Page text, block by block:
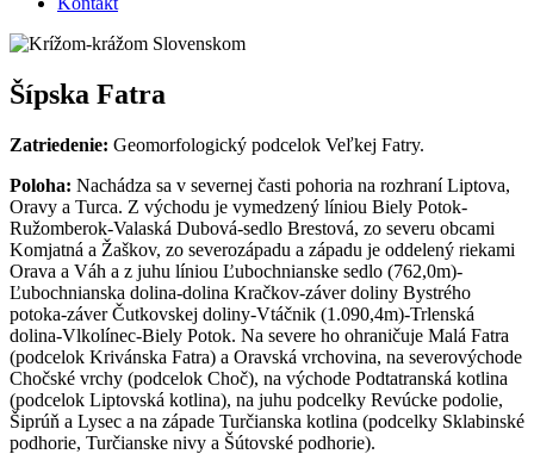
Šípska Fatra
Zatriedenie: Geomorfologický podcelok Veľkej Fatry.
Poloha: Nachádza sa v severnej časti pohoria na rozhraní Liptova,
Oravy a Turca. Z východu je vymedzený líniou Biely Potok-
Ružomberok-Valaská Dubová-sedlo Brestová, zo severu obcami
Komjatná a Žaškov, zo severozápadu a západu je oddelený riekami
Orava a Váh a z juhu líniou Ľubochnianske sedlo (762,0m)-
Ľubochnianska dolina-dolina Kračkov-záver doliny Bystrého
potoka-záver Čutkovskej doliny-Vtáčnik (1.090,4m)-Trlenská
dolina-Vlkolínec-Biely Potok. Na severe ho ohraničuje Malá Fatra
(podcelok Krivánska Fatra) a Oravská vrchovina, na severovýchode
Chočské vrchy (podcelok Choč), na východe Podtatranská kotlina
(podcelok Liptovská kotlina), na juhu podcelky Revúcke podolie,
Šiprúň a Lysec a na západe Turčianska kotlina (podcelky Sklabinské
podhorie, Turčianske nivy a Šútovské podhorie).